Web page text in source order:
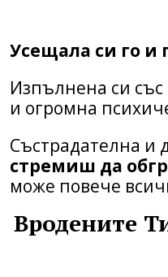
Усещала си го и
Изпълнена си със
и огромна
Състрадателна и
стремиш да
може повече
Вродените